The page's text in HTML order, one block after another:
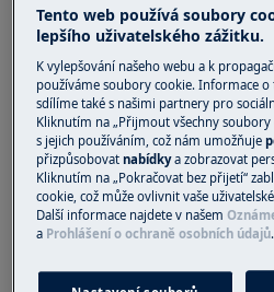
Při přemisťování spotřebičů
těžkých spotřebičů je nutné jej
osobami.
Vždy používejte ochranné
obuv.
Vezměte prosím na vědomí,
neodborná oprava může mít
pokud nebude provedena
JAK VYMĚNIT TĚSNĚNÍ
Tento web používá soubory
lepšího uživatelského zážitku.
K vylepšování našeho webu a k
používáme soubory cookie. Informace o
sdílíme také s našimi partnery pro
Kliknutím na „Přijmout všechny soubory
s jejich používáním, což nám umožňuje
přizpůsobovatnabídkya zobrazovat
Kliknutím na „Pokračovat bez přijetí“
cookie, což může ovlivnit vaše
Další informace najdete v našem
a Prohlášení o ochraně osobních údajů.